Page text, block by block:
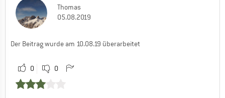
Nein, ich würde das Produkt nicht weiterempfehlen
Thomas
05.08.2019
Der Beitrag wurde am 10.08.19 überarbeitet
0 0